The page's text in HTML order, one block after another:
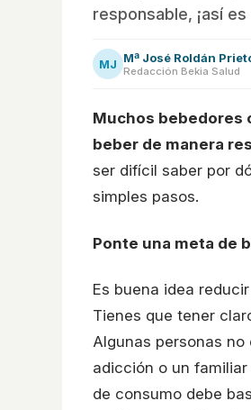
responsable, ¡así
MJ Mª José Roldán
Redacción Bekia Salud
Muchos bebedores
beber de manera
ser difícil saber por
simples pasos.
Ponte una meta de
Es buena idea
Tienes que tener
Algunas personas
adicción o un
de consumo debe